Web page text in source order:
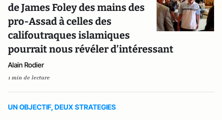
de James Foley des mains des
pro-Assad à celles des
califoutraques islamiques
pourrait nous révéler d’intéressant
Alain Rodier
1 min de lecture
UN OBJECTIF, DEUX STRATEGIES